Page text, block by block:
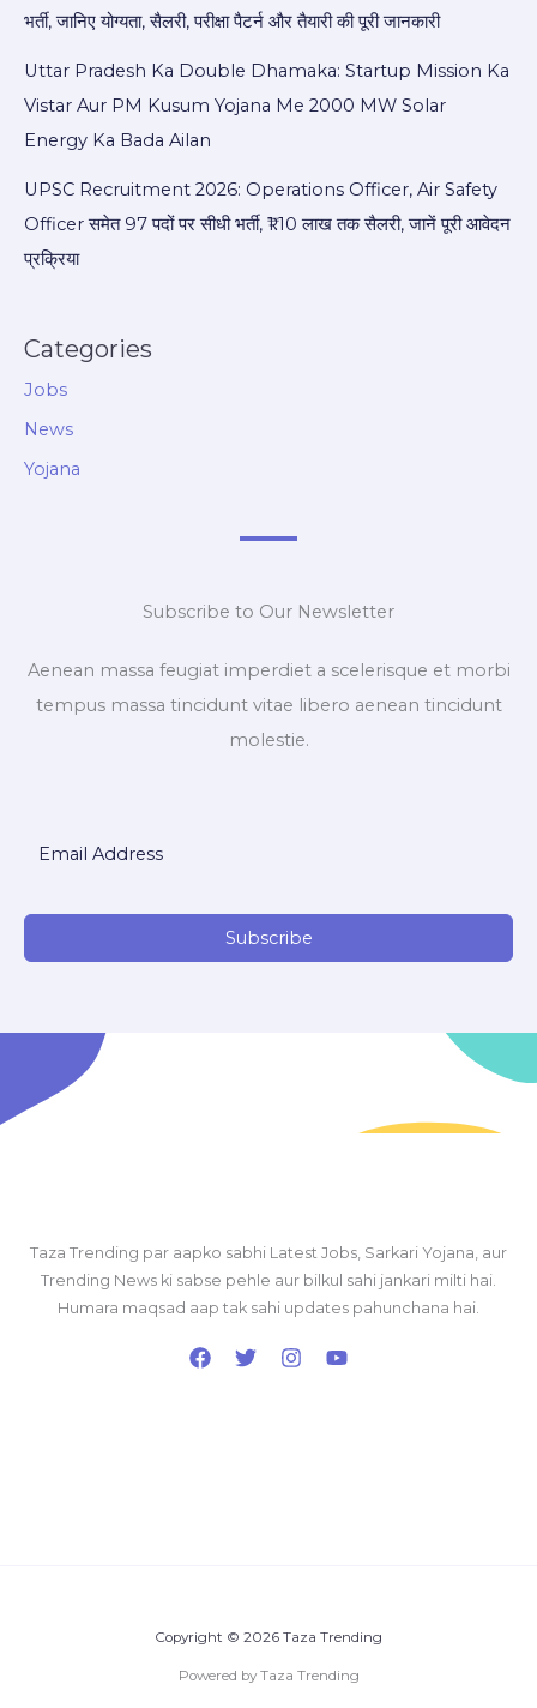
भर्ती, जानिए योग्यता, सैलरी, परीक्षा पैटर्न और तैयारी की पूरी जानकारी
Uttar Pradesh Ka Double Dhamaka: Startup Mission Ka
Vistar Aur PM Kusum Yojana Me 2000 MW Solar
Energy Ka Bada Ailan
UPSC Recruitment 2026: Operations Officer, Air Safety
Officer समेत 97 पदों पर सीधी भर्ती, ₹1.10 लाख तक सैलरी, जानें पूरी आवेदन
प्रक्रिया
Categories
Jobs
News
Yojana
Subscribe to Our Newsletter
Aenean massa feugiat imperdiet a scelerisque et morbi
tempus massa tincidunt vitae libero aenean tincidunt
molestie.
Subscribe
Taza Trending par aapko sabhi Latest Jobs, Sarkari Yojana, aur
Trending News ki sabse pehle aur bilkul sahi jankari milti hai.
Humara maqsad aap tak sahi updates pahunchana hai.
Copyright © 2026 Taza Trending
Powered by Taza Trending